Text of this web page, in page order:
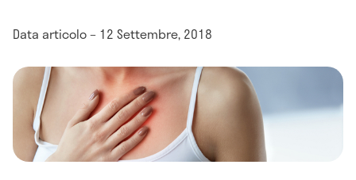
Data articolo – 12 Settembre, 2018